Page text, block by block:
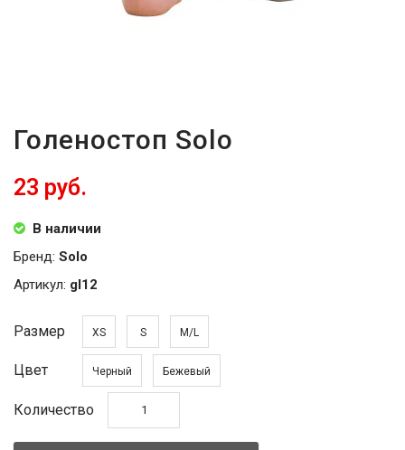
Голеностоп Solo
23 руб.
В наличии
Бренд: Solo
Артикул: gl12
Размер XS S M/L
Цвет Черный Бежевый
Количество